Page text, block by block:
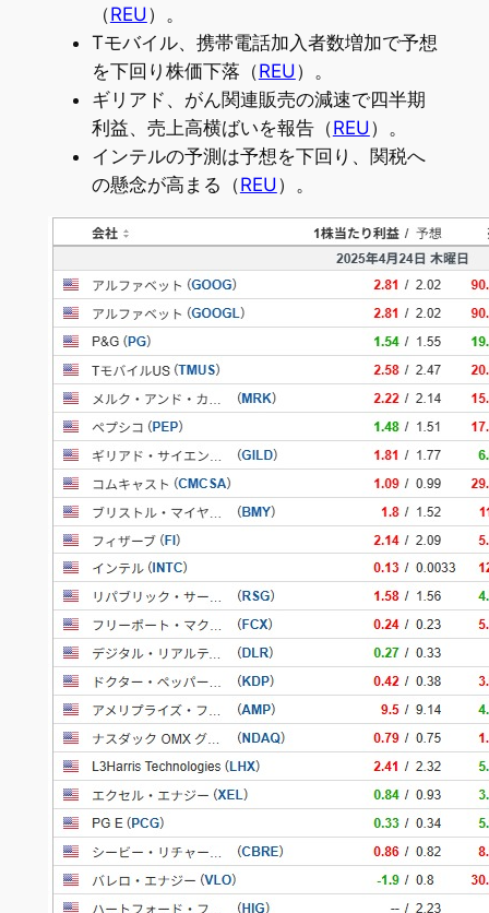
（REU）。
Tモバイル、携帯電話加入者数増加で予想
を下回り株価下落（REU）。
ギリアド、がん関連販売の減速で四半期
利益、売上高横ばいを報告（REU）。
インテルの予測は予想を下回り、関税へ
の懸念が高まる（REU）。